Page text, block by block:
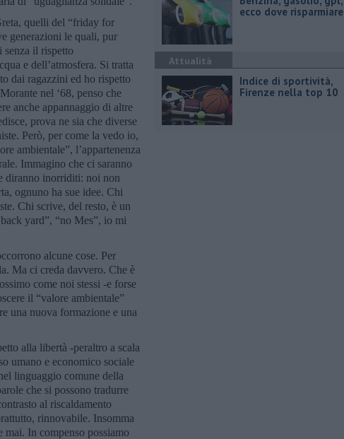
quelli del “friday for
generazioni le quali, pur
senza il rispetto
e dell’atmosfera. Si tratta
dai ragazzini ed ho rispetto
nel ‘68, penso che
anche appannaggio di altre
prova ne sia che diverse
Però, per come la vedo io,
ambientale”, l’appartenenza
Immagino che ci saranno
diranno inorriditi: noi non
ognuno ha sue idee. Chi
Chi scrive, del resto, è un
yard”, “no Mes”, io mi
alcune cose. Per
Ma ci creda davvero. Che è
come noi stessi -e forse
il “valore ambientale”
una nuova formazione e una
alla libertà -peraltro a scala
umano e economico sociale
linguaggio comune della
che si possono tradurre
al riscaldamento
rinnovabile. Insomma
In compenso possiamo
ecco dove risparmiare
Attualità
Indice di sportività,
Firenze nella top 10